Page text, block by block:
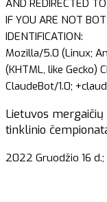
AND REDIRECTED
IF YOU ARE NOT
IDENTIFICATION:
Mozilla/5.0 (Linux;
(KHTML, like Gecko)
ClaudeBot/1.0;
Lietuvos
tinklinio
2022 Gruodžio 16 d.;